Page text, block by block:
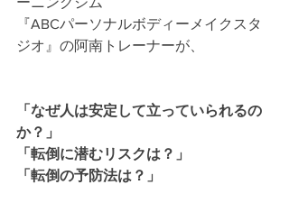
『ABCパーソナルボディーメイクスタ
ジオ』の阿南トレーナーが、
「なぜ人は安定して立っていられるの
か？」
「転倒に潜むリスクは？」
「転倒の予防法は？」